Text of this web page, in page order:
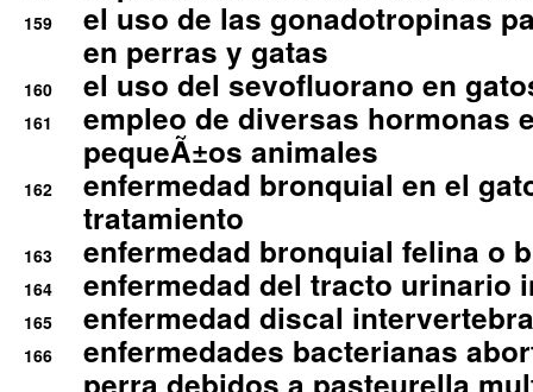
159
el uso de las gonadotropinas
en perras y gatas
160 el uso del sevofluorano en
161
empleo de diversas hormonas
pequeÃ±os animales
162
enfermedad bronquial en el
tratamiento
163 enfermedad bronquial felina o
164 enfermedad del tracto urinario
165 enfermedad discal
166
enfermedades bacterianas
perra debidos a pasteurella